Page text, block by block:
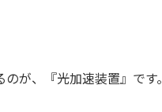
が、『光加速装置』です。